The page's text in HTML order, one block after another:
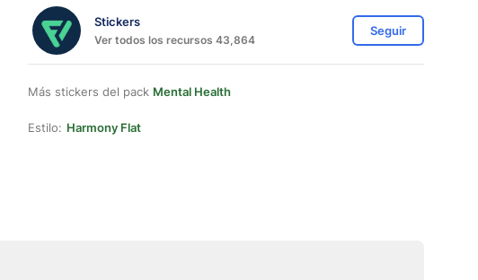
Stickers
Ver todos los recursos 43,864
Seguir
Más stickers del pack Mental Health
Estilo: Harmony Flat